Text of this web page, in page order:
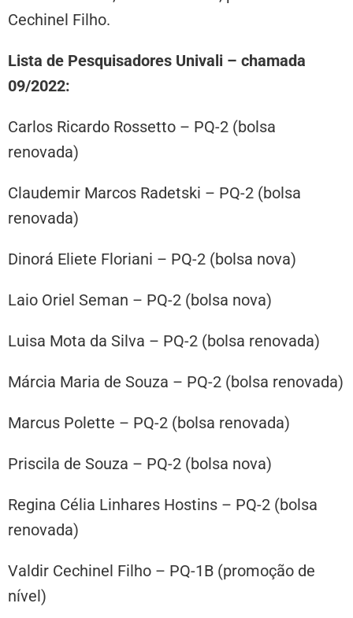
Cechinel Filho.
Lista de Pesquisadores Univali – chamada
09/2022:
Carlos Ricardo Rossetto – PQ-2 (bolsa
renovada)
Claudemir Marcos Radetski – PQ-2 (bolsa
renovada)
Dinorá Eliete Floriani – PQ-2 (bolsa nova)
Laio Oriel Seman – PQ-2 (bolsa nova)
Luisa Mota da Silva – PQ-2 (bolsa renovada)
Márcia Maria de Souza – PQ-2 (bolsa renovada)
Marcus Polette – PQ-2 (bolsa renovada)
Priscila de Souza – PQ-2 (bolsa nova)
Regina Célia Linhares Hostins – PQ-2 (bolsa
renovada)
Valdir Cechinel Filho – PQ-1B (promoção de
nível)